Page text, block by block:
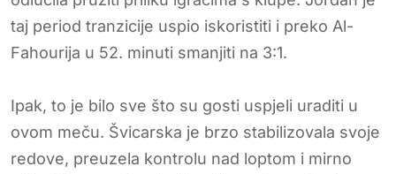
taj period tranzicije uspio iskoristiti i preko Al-
Fahourija u 52. minuti smanjiti na 3:1.
Ipak, to je bilo sve što su gosti uspjeli uraditi u
ovom meču. Švicarska je brzo stabilizovala svoje
redove, preuzela kontrolu nad loptom i mirno